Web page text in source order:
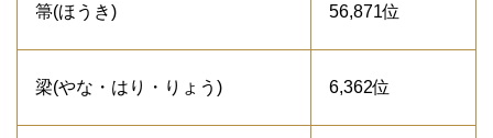
箒(ほうき) 56,871位
梁(やな・はり・りょう) 6,362位